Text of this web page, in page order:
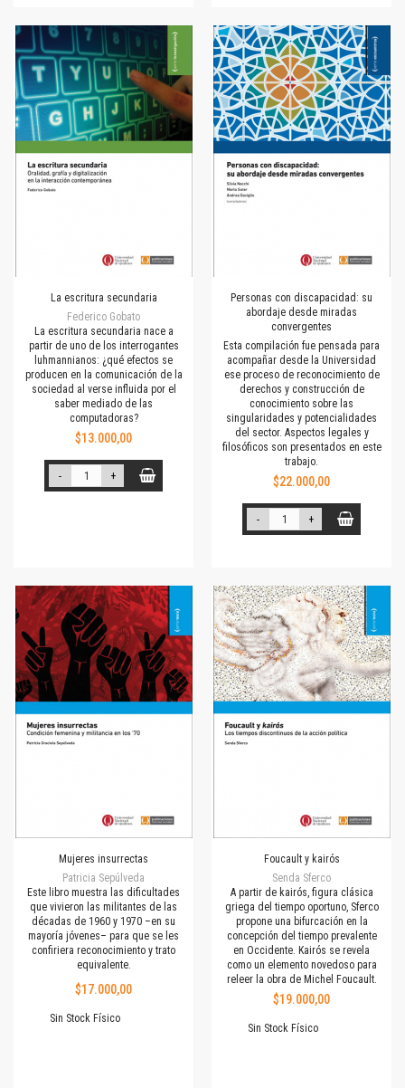
La escritura secundaria
Federico Gobato
La escritura secundaria nace a
partir de uno de los interrogantes
luhmannianos: ¿qué efectos se
producen en la comunicación de la
sociedad al verse influida por el
saber mediado de las
computadoras?
$13.000,00
- +
Personas con discapacidad: su
abordaje desde miradas
convergentes
Esta compilación fue pensada para
acompañar desde la Universidad
ese proceso de reconocimiento de
derechos y construcción de
conocimiento sobre las
singularidades y potencialidades
del sector. Aspectos legales y
filosóficos son presentados en este
trabajo.
$22.000,00
- +
Mujeres insurrectas
Patricia Sepúlveda
Este libro muestra las dificultades
que vivieron las militantes de las
décadas de 1960 y 1970 –en su
mayoría jóvenes– para que se les
confiriera reconocimiento y trato
equivalente.
$17.000,00
Sin Stock Físico
Foucault y kairós
Senda Sferco
A partir de kairós, figura clásica
griega del tiempo oportuno, Sferco
propone una bifurcación en la
concepción del tiempo prevalente
en Occidente. Kairós se revela
como un elemento novedoso para
releer la obra de Michel Foucault.
$19.000,00
Sin Stock Físico